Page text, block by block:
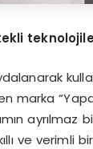
marka
ve